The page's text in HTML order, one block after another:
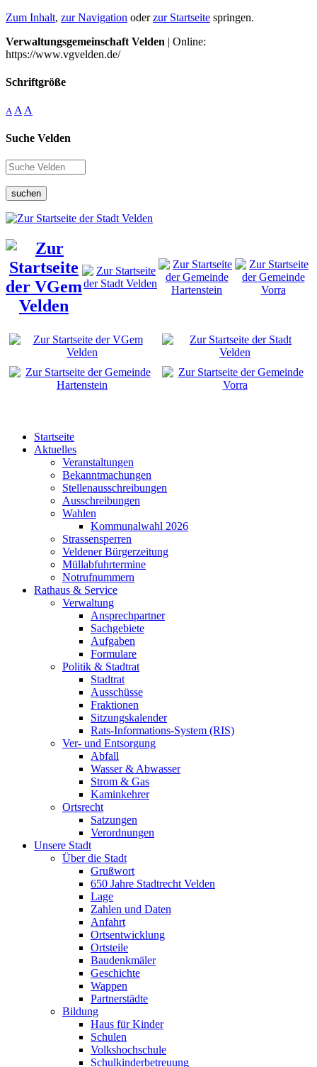
Zum Inhalt, zur Navigation oderzur Startseite springen.
Verwaltungsgemeinschaft Velden | Online:
https://www.vgvelden.de/
Schriftgröße
A A A
Suche Velden
suchen
Startseite
Aktuelles
Veranstaltungen
Bekanntmachungen
Stellenausschreibungen
Ausschreibungen
Wahlen
Kommunalwahl 2026
Strassensperren
Veldener Bürgerzeitung
Müllabfuhrtermine
Notrufnummern
Rathaus & Service
Verwaltung
Ansprechpartner
Sachgebiete
Aufgaben
Formulare
Politik & Stadtrat
Stadtrat
Ausschüsse
Fraktionen
Sitzungskalender
Rats-Informations-System (RIS)
Ver- und Entsorgung
Abfall
Wasser & Abwasser
Strom & Gas
Kaminkehrer
Ortsrecht
Satzungen
Verordnungen
Unsere Stadt
Über die Stadt
Grußwort
650 Jahre Stadtrecht Velden
Lage
Zahlen und Daten
Anfahrt
Ortsentwicklung
Ortsteile
Baudenkmäler
Geschichte
Wappen
Partnerstädte
Bildung
Haus für Kinder
Schulen
Volkshochschule
Schulkinderbetreuung